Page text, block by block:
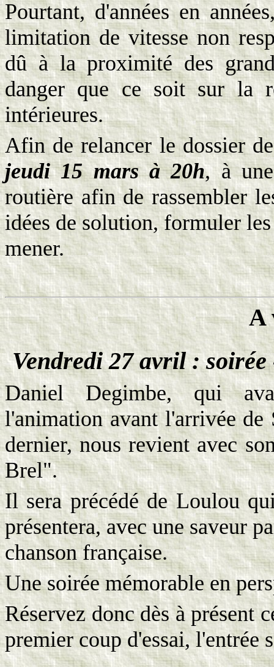
Pourtant, d'années en
limitation de vitesse non
dû à la proximité des
danger que ce soit sur la
intérieures.
Afin de relancer le dossier
jeudi 15 mars à 20h, à
routière afin de rassembler
idées de solution, formuler
mener.
A
Vendredi 27 avril :
Daniel Degimbe, qui
l'animation avant l'arrivée de
dernier, nous revient avec
Brel".
Il sera précédé de Loulou
présentera, avec une saveur
chanson française.
Une soirée mémorable en
Réservez donc dès à présent
premier coup d'essai, l'entrée